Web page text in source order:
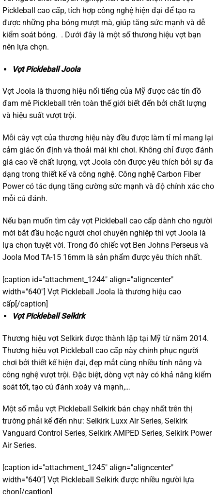
Pickleball cao cấp, tích hợp công nghệ hiện đại để tạo ra
được những pha bóng mượt mà, giúp tăng sức mạnh và dễ
kiểm soát bóng. . Dưới đây là một số thương hiệu vợt bạn
nên lựa chọn.
Vợt Pickleball Joola
Vợt Joola là thương hiệu nổi tiếng của Mỹ được các tín đồ
đam mê Pickleball trên toàn thế giới biết đến bởi chất lượng
và hiệu suất vượt trội.
Mỗi cây vợt của thương hiệu này đều được làm tỉ mỉ mang lại
cảm giác ổn định và thoải mái khi chơi. Không chỉ được đánh
giá cao về chất lượng, vợt Joola còn được yêu thích bởi sự đa
dạng trong thiết kế và công nghệ. Công nghệ Carbon Fiber
Power có tác dụng tăng cường sức mạnh và độ chính xác cho
mỗi cú đánh.
Nếu bạn muốn tìm cây vợt Pickleball cao cấp dành cho người
mới bắt đầu hoặc người chơi chuyên nghiệp thì vợt Joola là
lựa chọn tuyệt vời. Trong đó chiếc vợt Ben Johns Perseus và
Joola Mod TA-15 16mm là sản phẩm được yêu thích nhất.
[caption id="attachment_1244" align="aligncenter"
width="640"] Vợt Pickleball Joola là thương hiệu cao
cấp[/caption]
Vợt Pickleball Selkirk
Thương hiệu vợt Selkirk được thành lập tại Mỹ từ năm 2014.
Thương hiệu vợt Pickleball cao cấp này chinh phục người
chơi bởi thiết kế hiện đại, đẹp mắt cùng nhiều tính năng và
công nghệ vượt trội. Đặc biệt, dòng vợt này có khả năng kiểm
soát tốt, tạo cú đánh xoáy và mạnh,…
Một số mẫu vợt Pickleball Selkirk bán chạy nhất trên thị
trường phải kể đến như: Selkirk Luxx Air Series, Selkirk
Vanguard Control Series, Selkirk AMPED Series, Selkirk Power
Air Series.
[caption id="attachment_1245" align="aligncenter"
width="640"] Vợt Pickleball Selkirk được nhiều người lựa
chọn[/caption]